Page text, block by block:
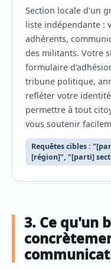
Section locale d'un
liste indépendante :
adhérents,
des militants. Votre
formulaire
tribune politique,
refléter votre
permettre à tout
vous soutenir
Requêtes cibles :
[région]", "[parti]
3. Ce qu'un